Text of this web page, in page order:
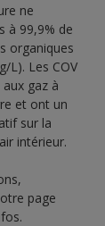
ne
à 99,9% de
organiques
L). Les COV
gaz à
et ont un
sur la
intérieur.
page